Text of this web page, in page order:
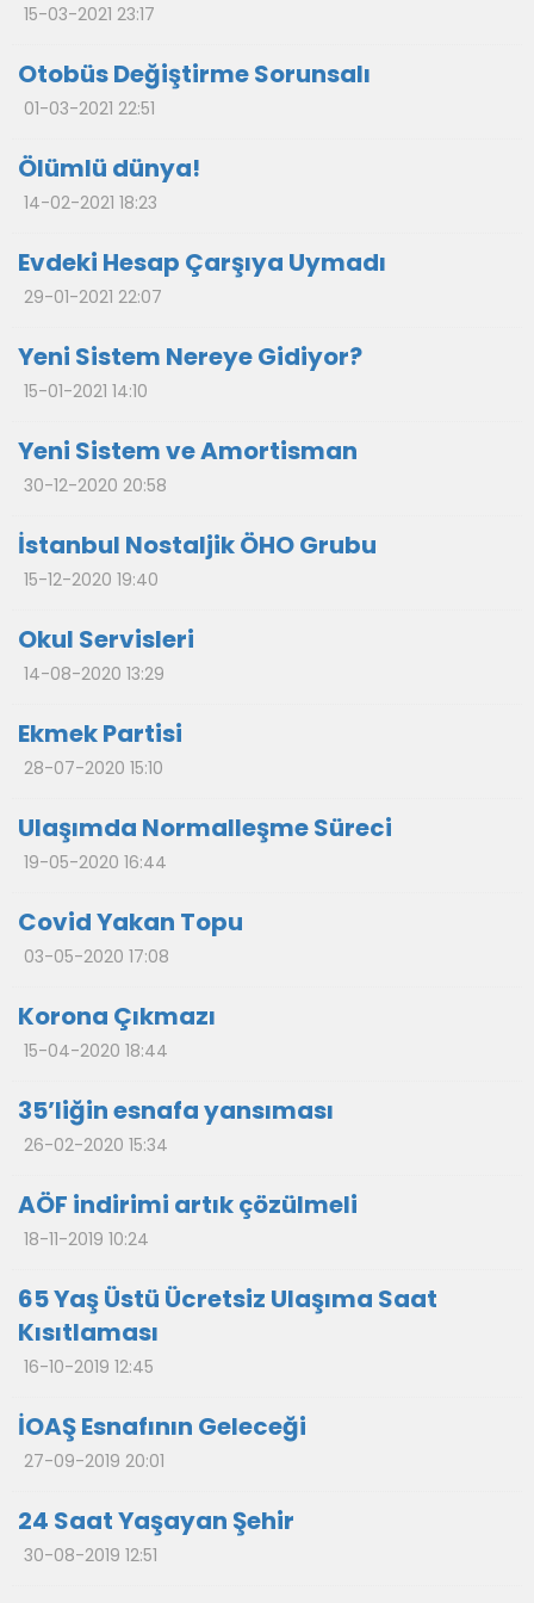
15-03-2021 23:17
Otobüs Değiştirme Sorunsalı
01-03-2021 22:51
Ölümlü dünya!
14-02-2021 18:23
Evdeki Hesap Çarşıya Uymadı
29-01-2021 22:07
Yeni Sistem Nereye Gidiyor?
15-01-2021 14:10
Yeni Sistem ve Amortisman
30-12-2020 20:58
İstanbul Nostaljik ÖHO Grubu
15-12-2020 19:40
Okul Servisleri
14-08-2020 13:29
Ekmek Partisi
28-07-2020 15:10
Ulaşımda Normalleşme Süreci
19-05-2020 16:44
Covid Yakan Topu
03-05-2020 17:08
Korona Çıkmazı
15-04-2020 18:44
35’liğin esnafa yansıması
26-02-2020 15:34
AÖF indirimi artık çözülmeli
18-11-2019 10:24
65 Yaş Üstü Ücretsiz Ulaşıma Saat
Kısıtlaması
16-10-2019 12:45
İOAŞ Esnafının Geleceği
27-09-2019 20:01
24 Saat Yaşayan Şehir
30-08-2019 12:51